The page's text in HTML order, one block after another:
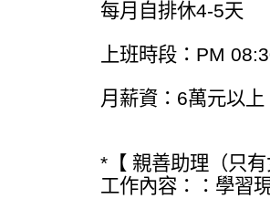
每月自排休4-5天
上班時段：PM
月薪資：6萬元以上
*【 親善助理（只
工作內容：：學習